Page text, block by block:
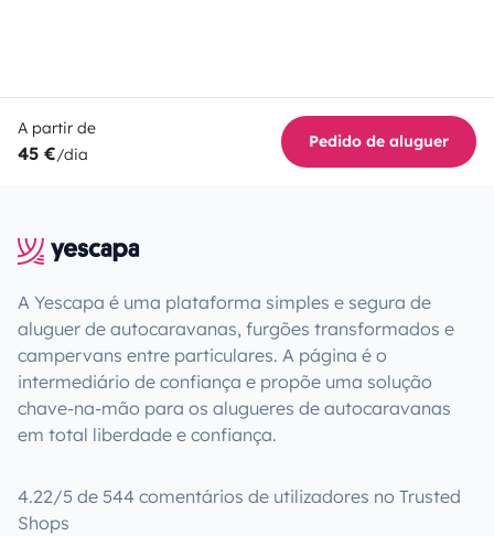
A partir de
45 €/dia
Pedido de aluguer
A Yescapa é uma plataforma simples e segura de
aluguer de autocaravanas, furgões transformados e
campervans entre particulares. A página é o
intermediário de confiança e propõe uma solução
chave-na-mão para os alugueres de autocaravanas
em total liberdade e confiança.
4.22/5 de 544 comentários de utilizadores no Trusted
Shops